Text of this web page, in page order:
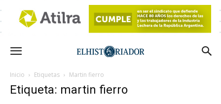
Inicio Etiquetas Martin fierro
Etiqueta: martin fierro